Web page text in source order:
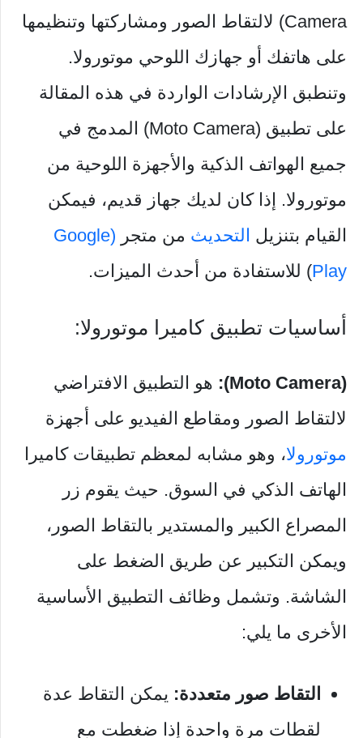
Camera) لالتقاط الصور ومشاركتها وتنظيمها
على هاتفك أو جهازك اللوحي موتورولا.
وتنطبق الإرشادات الواردة في هذه المقالة
على تطبيق (Moto Camera) المدمج في
جميع الهواتف الذكية والأجهزة اللوحية من
موتورولا. إذا كان لديك جهاز قديم، فيمكن
القيام بتنزيل التحديث من متجر
(Google
Play) للاستفادة من أحدث الميزات.
أساسيات تطبيق كاميرا موتورولا:
(Moto Camera):
هو التطبيق الافتراضي
لالتقاط الصور ومقاطع الفيديو على أجهزة
موتورولا، وهو مشابه لمعظم تطبيقات كاميرا
الهاتف الذكي في السوق. حيث يقوم زر
المصراع الكبير والمستدير بالتقاط الصور،
ويمكن التكبير عن طريق الضغط على
الشاشة. وتشمل وظائف التطبيق الأساسية
الأخرى ما يلي:
التقاط صور متعددة: يمكن التقاط عدة
لقطات مرة واحدة إذا ضغطت مع